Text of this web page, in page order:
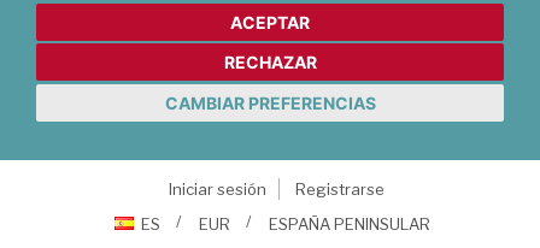
ACEPTAR
RECHAZAR
CAMBIAR PREFERENCIAS
Iniciar sesión
Registrarse
ES
EUR ESPAÑA PENINSULAR